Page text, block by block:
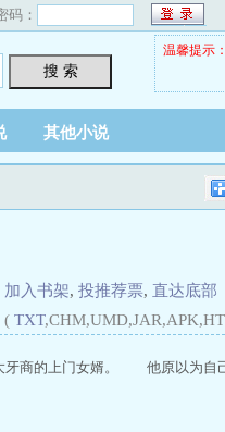
码：
搜 索
温馨提示
其他小说
加入书架, 投推荐票, 直达底部
( TXT
牙商的上门女婿。 他原以为自